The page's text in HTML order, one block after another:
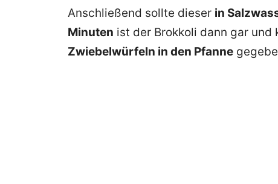
Anschließend sollte dieser in
Minuten ist der Brokkoli dann gar und
Zwiebelwürfeln in den Pfanne